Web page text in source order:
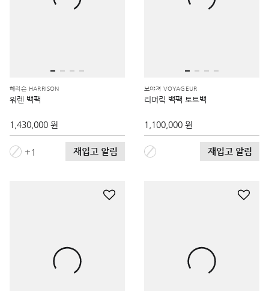
해리슨 HARRISON
워렌 백팩
1,430,000 원
1 재입고 알림
보야져 VOYAGEUR
리머릭 백팩 토트백
1,100,000 원
재입고 알림